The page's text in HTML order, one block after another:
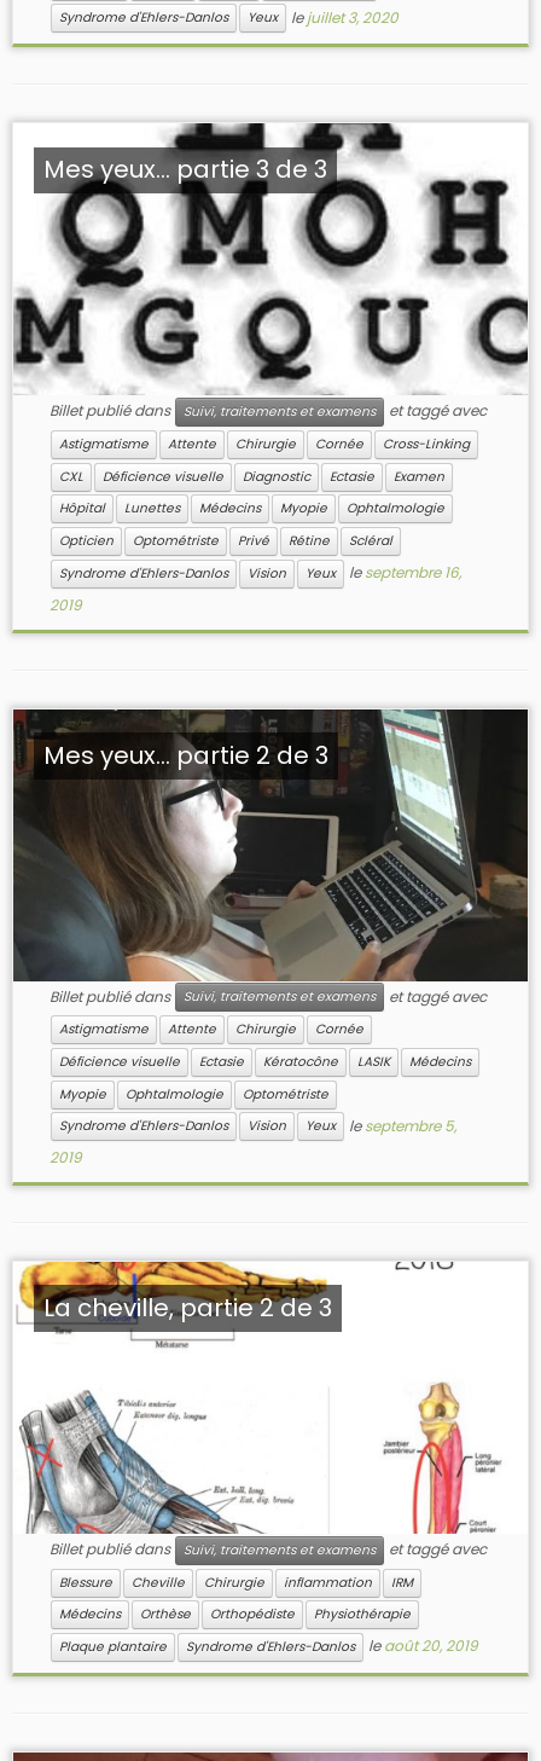
Syndrome d'Ehlers-Danlos Yeux lejuillet 3, 2020
Mes yeux… partie 3 de 3
Billet publié dans Suivi, traitements et examens et taggé avec
Astigmatisme Attente Chirurgie Cornée
Cross-Linking
CXL
Déficience visuelle Diagnostic Ectasie
Examen
Hôpital
Lunettes Médecins Myopie
Ophtalmologie
Opticien
Optométriste Privé Rétine
Scléral
Syndrome d'Ehlers-Danlos
Vision Yeux leseptembre 16,
2019
Mes yeux… partie 2 de 3
Billet publié dans Suivi, traitements et examens et taggé avec
Astigmatisme Attente Chirurgie
Cornée
Déficience visuelle
Ectasie Kératocône LASIK
Médecins
Myopie
Ophtalmologie
Optométriste
Syndrome d'Ehlers-Danlos
Vision Yeux leseptembre 5,
2019
La cheville, partie 2 de 3
Billet publié dans Suivi, traitements et examens et taggé avec
Blessure Cheville Chirurgie inflammation
IRM
Médecins
Orthèse Orthopédiste
Physiothérapie
Plaque plantaire
Syndrome d'Ehlers-Danlos leaoût 20, 2019